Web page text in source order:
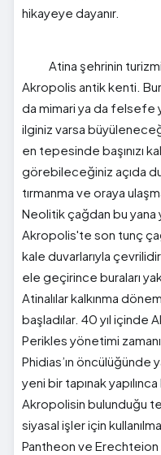
hikayeye dayanır.
Atina şehrinin
Akropolis antik kenti.
da mimari ya da felsefe
ilginiz varsa
en tepesinde başınızı
görebileceğiniz açıda
tırmanma ve oraya
Neolitik çağdan bu yana
Akropolis'te son tunç
kale duvarlarıyla
ele geçirince buraları
Atinalılar kalkınma
başladılar. 40 yıl içinde
Perikles yönetimi
Phidias’ın öncülüğünde
yeni bir tapınak
Akropolisin bulunduğu
siyasal işler için
Pantheon ve Erechteion